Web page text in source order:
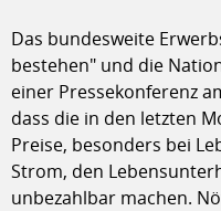
Das bundesweite
bestehen" und die
einer Pressekonferenz
dass die in den letzten
Preise, besonders bei
Strom, den
unbezahlbar machen.